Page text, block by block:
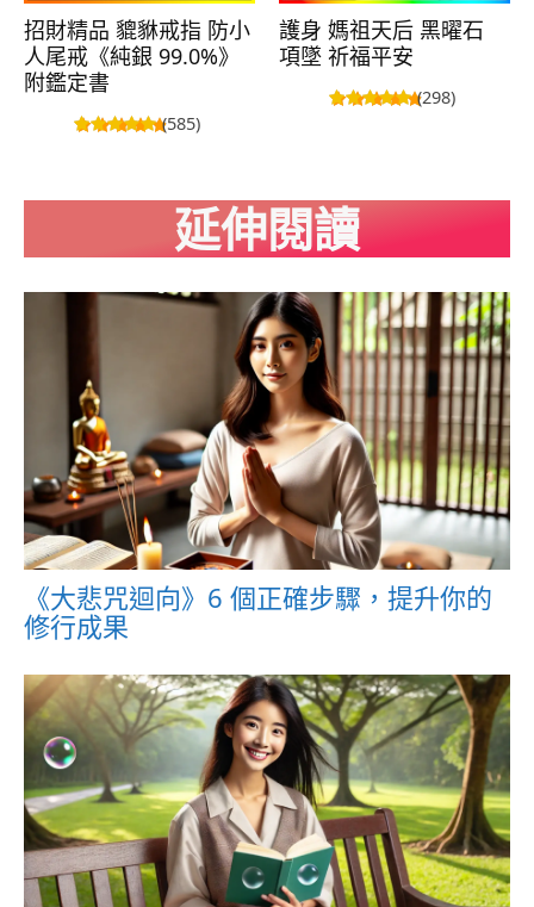
招財精品 貔貅戒指 防小
人尾戒《純銀 99.0%》
附鑑定書
(585)
護身 媽祖天后 黑曜石
項墜 祈福平安
(298)
延伸閱讀
《大悲咒迴向》6 個正確步驟，提升你的
修行成果